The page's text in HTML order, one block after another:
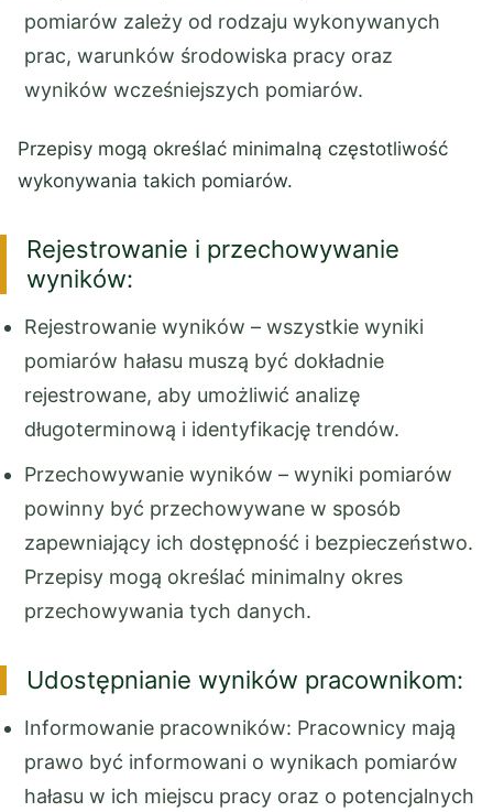
pomiarów zależy od rodzaju wykonywanych
prac, warunków środowiska pracy oraz
wyników wcześniejszych pomiarów.
Przepisy mogą określać minimalną częstotliwość
wykonywania takich pomiarów.
Rejestrowanie i przechowywanie
wyników:
Rejestrowanie wyników – wszystkie wyniki
pomiarów hałasu muszą być dokładnie
rejestrowane, aby umożliwić analizę
długoterminową i identyfikację trendów.
Przechowywanie wyników – wyniki pomiarów
powinny być przechowywane w sposób
zapewniający ich dostępność i bezpieczeństwo.
Przepisy mogą określać minimalny okres
przechowywania tych danych.
Udostępnianie wyników pracownikom:
Informowanie pracowników: Pracownicy mają
prawo być informowani o wynikach pomiarów
hałasu w ich miejscu pracy oraz o potencjalnych